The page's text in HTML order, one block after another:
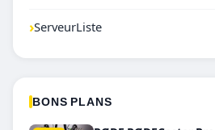
›ServeurListe
BONS PLANS